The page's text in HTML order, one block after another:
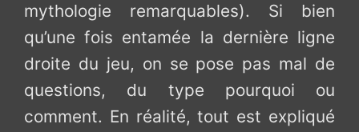
mythologie remarquables). Si bien
qu’une fois entamée la dernière ligne
droite du jeu, on se pose pas mal de
questions, du type pourquoi ou
comment. En réalité, tout est expliqué